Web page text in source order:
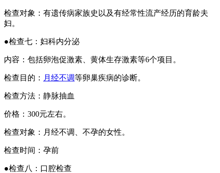
检查对象：有遗传病家族史以及有经常性流产经历的育龄夫
妇。
●检查七：妇科内分泌
内容：包括卵泡促激素、黄体生存激素等6个项目。
检查目的： 月经不调等卵巢疾病的诊断。
检查方法：静脉抽血
价格：300元左右。
检查对象：月经不调、不孕的女性。
检查时间：孕前
●检查八：口腔检查